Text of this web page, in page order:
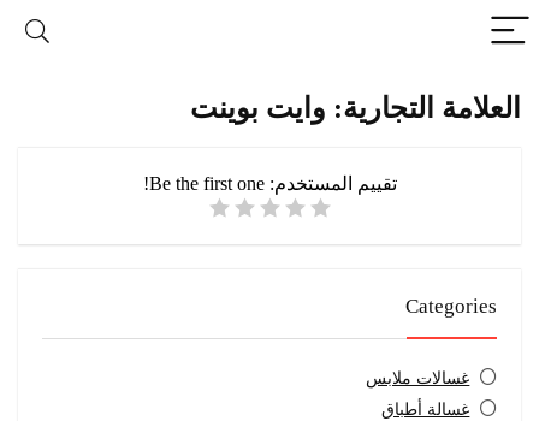
التجارية: وايت بوينت
تقييم المستخدم: Be the first one!
ملابس
أطباق